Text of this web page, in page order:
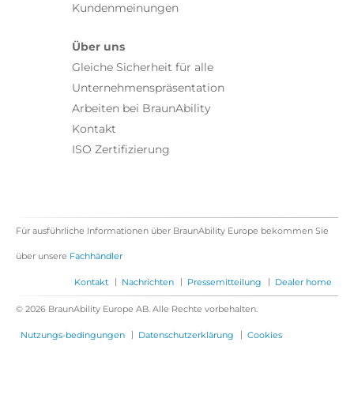
Kundenmeinungen
Über uns
Gleiche Sicherheit für alle
Unternehmenspräsentation
Arbeiten bei BraunAbility
Kontakt
ISO Zertifizierung
Für ausführliche Informationen über BraunAbility Europe bekommen Sie
über unsere Fachhändler
Kontakt | Nachrichten | Pressemitteilung | Dealer home
© 2026 BraunAbility Europe AB. Alle Rechte vorbehalten.
Nutzungs-bedingungen | Datenschutzerklärung | Cookies